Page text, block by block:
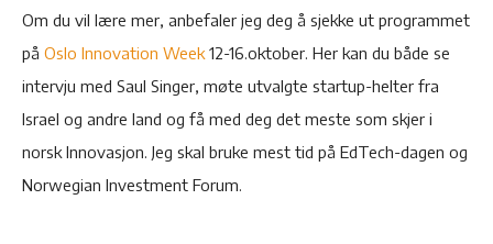
Om du vil lære mer, anbefaler jeg deg å sjekke ut programmet
på Oslo Innovation Week 12-16.oktober. Her kan du både se
intervju med Saul Singer, møte utvalgte startup-helter fra
Israel og andre land og få med deg det meste som skjer i
norsk Innovasjon. Jeg skal bruke mest tid på EdTech-dagen og
Norwegian Investment Forum.